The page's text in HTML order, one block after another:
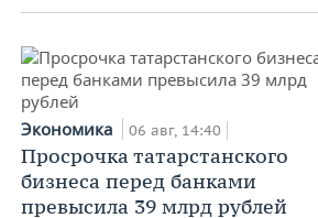
Экономика 06 авг, 14:40
Просрочка татарстанского
бизнеса перед банками
превысила 39 млрд рублей